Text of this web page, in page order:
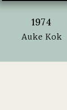
1974
Auke Kok